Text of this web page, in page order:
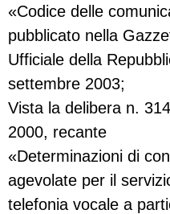
«Codice delle
pubblicato nella
Ufficiale della
settembre 2003;
Vista la delibera n.
2000, recante
«Determinazioni di
agevolate per il
telefonia vocale a